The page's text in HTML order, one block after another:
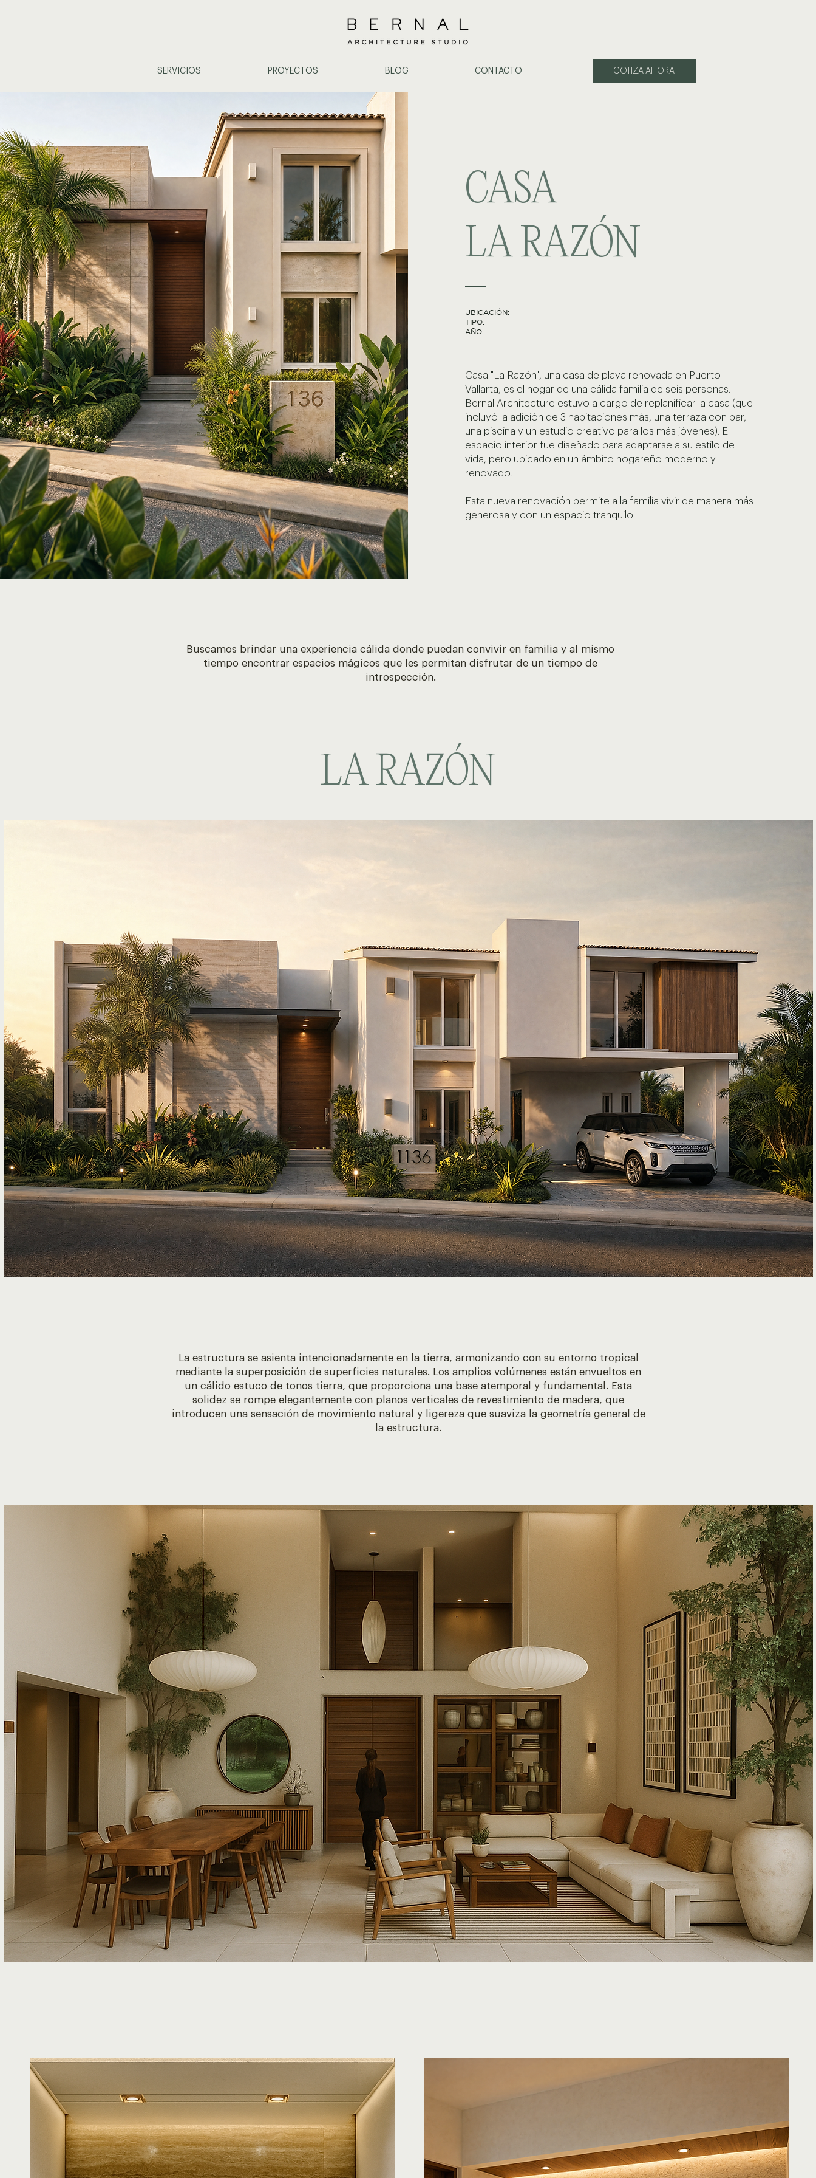
SERVICIOS PROYECTOS BLOG CONTACTO COTIZA AHORA
CASA
LA RAZÓN
UBICACIÓN:
TIPO:
AÑO:
Casa "La Razón", una casa de playa renovada en Puerto
Vallarta, es el hogar de una cálida familia de seis personas.
Bernal Architecture estuvo a cargo de replanificar la casa (que
incluyó la adición de 3 habitaciones más, una terraza con bar,
una piscina y un estudio creativo para los más jóvenes). El
espacio interior fue diseñado para adaptarse a su estilo de
vida, pero ubicado en un ámbito hogareño moderno y
renovado.
Esta nueva renovación permite a la familia vivir de manera más
generosa y con un espacio tranquilo.
Buscamos brindar una experiencia cálida donde puedan convivir en familia y al mismo
tiempo encontrar espacios mágicos que les permitan disfrutar de un tiempo de
introspección.
LA RAZÓN
La estructura se asienta intencionadamente en la tierra, armonizando con su entorno tropical
mediante la superposición de superficies naturales. Los amplios volúmenes están envueltos en
un cálido estuco de tonos tierra, que proporciona una base atemporal y fundamental. Esta
solidez se rompe elegantemente con planos verticales de revestimiento de madera, que
introducen una sensación de movimiento natural y ligereza que suaviza la geometría general de
la estructura.